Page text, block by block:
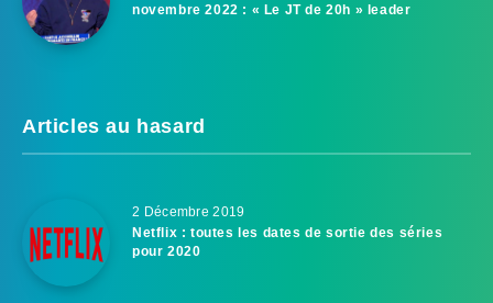
novembre 2022 : « Le JT de 20h » leader
Articles au hasard
2 Décembre 2019
Netflix : toutes les dates de sortie des séries
pour 2020